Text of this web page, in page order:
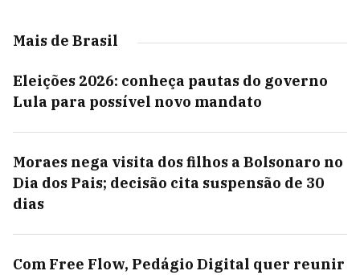
Mais de Brasil
Eleições 2026: conheça pautas do governo
Lula para possível novo mandato
Moraes nega visita dos filhos a Bolsonaro no
Dia dos Pais; decisão cita suspensão de 30
dias
Com Free Flow, Pedágio Digital quer reunir